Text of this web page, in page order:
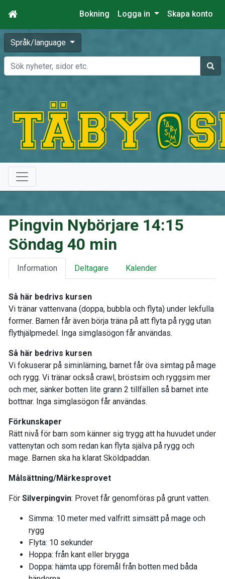
Bokning Logga in Skapa konto
Språk/language
Sök
Pingvin Nybörjare 14:15
Söndag 40 min
Information Deltagare Kalender
Så här bedrivs kursen
Vi tränar vattenvana (doppa, bubbla och flyta) under lekfulla
former. Barnen får även börja träna på att flyta på rygg utan
flythjälpmedel. Inga simglasögon får användas.
Så här bedrivs kursen
Vi fokuserar på siminlärning, barnet får öva simtag på mage
och rygg. Vi tränar också crawl, bröstsim och ryggsim mer
och mer, sänker botten lite grann 2 tillfällen så barnet inte
bottnar. Inga simglasögon får användas.
Förkunskaper
Rätt nivå för barn som känner sig trygg att ha huvudet under
vattenytan och som redan kan flyta själva på rygg och
mage. Barnen ska ha klarat Sköldpaddan.
Målsättning/Märkesprovet
För Silverpingvin: Provet får genomföras på grunt vatten.
Simma: 10 meter med valfritt simsätt på mage och
rygg
Flyta: 10 sekunder
Hoppa: från kant eller brygga
Doppa: hämta upp föremål från botten med båda